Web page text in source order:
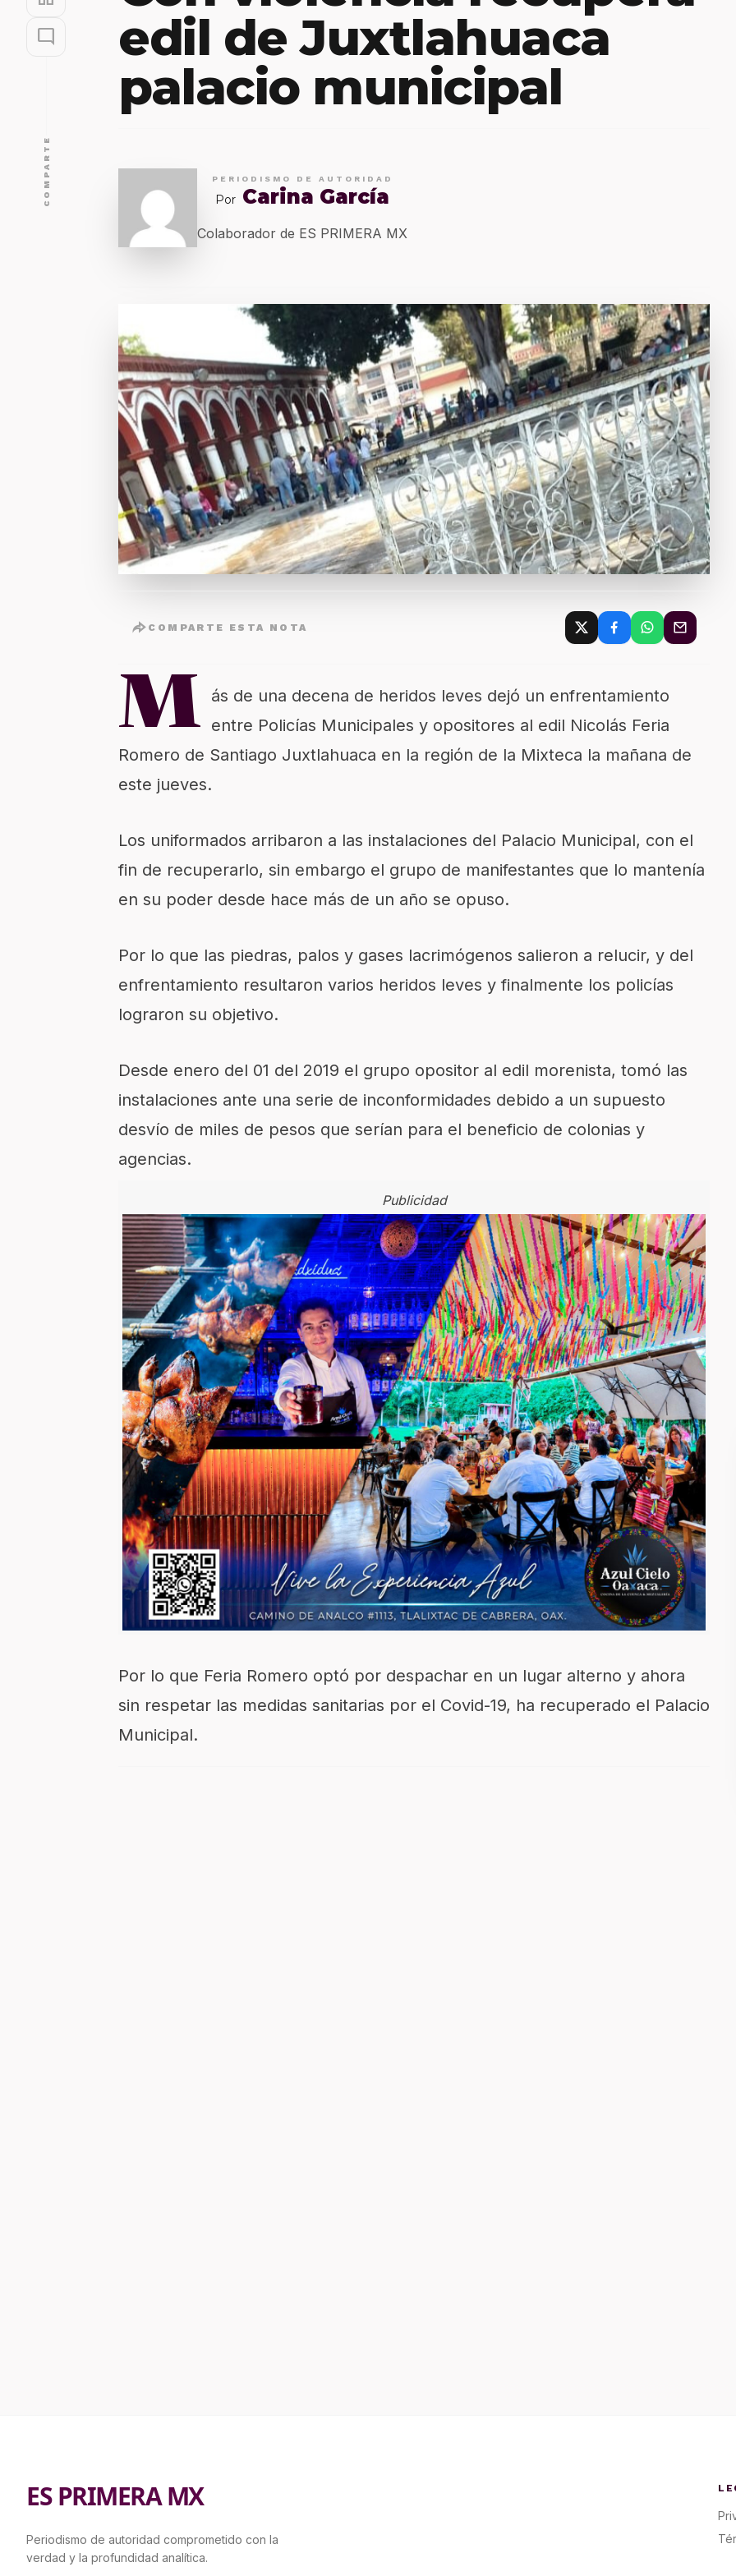
mode_comment
COMPARTE
edil de Juxtlahuaca
palacio municipal
PERIODISMO DE AUTORIDAD
Por Carina García
Colaborador de ES PRIMERA MX
COMPARTE ESTA NOTA
M ás de una decena de heridos leves dejó un enfrentamiento
entre Policías Municipales y opositores al edil Nicolás Feria
Romero de Santiago Juxtlahuaca en la región de la Mixteca la mañana de
este jueves.
Los uniformados arribaron a las instalaciones del Palacio Municipal, con el
fin de recuperarlo, sin embargo el grupo de manifestantes que lo mantenía
en su poder desde hace más de un año se opuso.
Por lo que las piedras, palos y gases lacrimógenos salieron a relucir, y del
enfrentamiento resultaron varios heridos leves y finalmente los policías
lograron su objetivo.
Desde enero del 01 del 2019 el grupo opositor al edil morenista, tomó las
instalaciones ante una serie de inconformidades debido a un supuesto
desvío de miles de pesos que serían para el beneficio de colonias y
agencias.
Publicidad
Por lo que Feria Romero optó por despachar en un lugar alterno y ahora
sin respetar las medidas sanitarias por el Covid-19, ha recuperado el Palacio
Municipal.
ES PRIMERA MX
Periodismo de autoridad comprometido con la
verdad y la profundidad analítica.